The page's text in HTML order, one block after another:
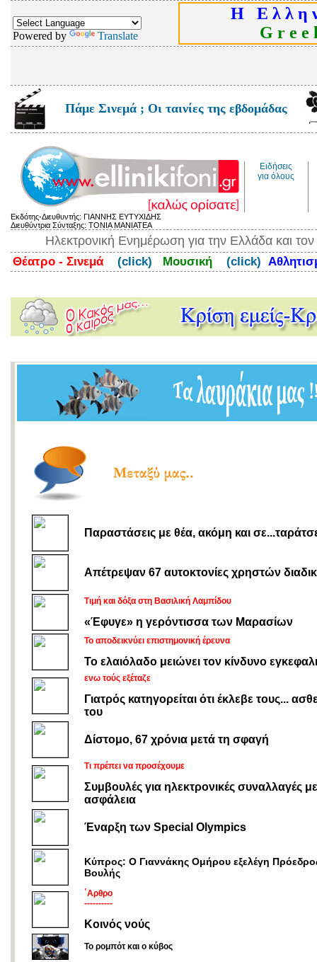
Powered by Translate
Η Ε λ λ η
G r e e
Πάμε Σινεμά ; Οι ταινίες της εβδομάδας
Ειδήσεις
για όλους
Εκδότης-Διευθυντής: ΓΙΑΝΝΗΣ ΕΥΤΥΧΙΔΗΣ
Διευθύντρια Σύνταξης: ΤΟΝΙΑ ΜΑΝΙΑΤΕΑ
Ηλεκτρονική Ενημέρωση για την Ελλάδα και
Θέατρο - Σινεμά (click) Μουσική (click)
Παραστάσεις με θέα, ακόμη και
Απέτρεψαν 67 αυτοκτονίες χρηστών
Τιμή και δόξα στη Βασιλική Λαμπίδου
«Έφυγε» η γερόντισσα των Μαρασίων
Το αποδεικνύει επιστημονική έρευνα
Το ελαιόλαδο μειώνει τον κίνδυνο
ενω τούς εξέταζε
Γιατρός κατηγορείται ότι έκλεβε τους...
του
Δίστομο, 67 χρόνια μετά τη σφαγή
Τι πρέπει να προσέχουμε
Συμβουλές για ηλεκτρονικές συναλλαγές με
ασφάλεια
Έναρξη των Special Olympics
Κύπρος: Ο Γιαννάκης Ομήρου εξελέγη
Βουλής
΄Αρθρο
----------
Κοινός νούς
Το ρομπότ και ο κύβος